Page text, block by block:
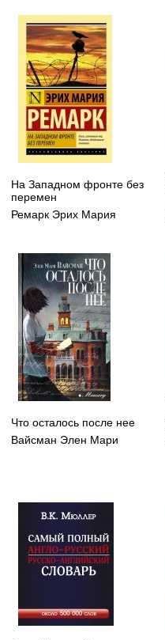
На Западном фронте без
перемен
Ремарк Эрих Мария
Что осталось после нее
Вайсман Элен Мари